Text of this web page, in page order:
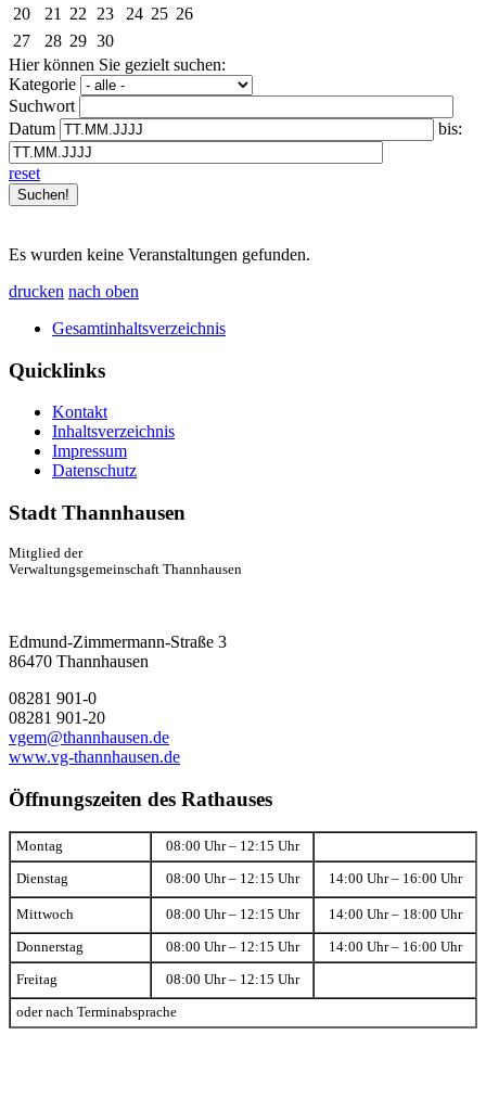
20
21 22 23 24 25 26
27
28 29 30
Hier können Sie gezielt suchen:
Kategorie
Suchwort
Datum
bis:
reset
Es wurden keine Veranstaltungen gefunden.
drucken nach oben
Gesamtinhaltsverzeichnis
Quicklinks
Kontakt
Inhaltsverzeichnis
Impressum
Datenschutz
Stadt Thannhausen
Mitglied der
Verwaltungsgemeinschaft Thannhausen
Edmund-Zimmermann-Straße 3
86470 Thannhausen
08281 901-0
08281 901-20
vgem@thannhausen.de
www.vg-thannhausen.de
Öffnungszeiten des Rathauses
Montag 08:00 Uhr – 12:15 Uhr
Dienstag 08:00 Uhr – 12:15 Uhr 14:00 Uhr – 16:00 Uhr
Mittwoch 08:00 Uhr – 12:15 Uhr 14:00 Uhr – 18:00 Uhr
Donnerstag 08:00 Uhr – 12:15 Uhr 14:00 Uhr – 16:00 Uhr
Freitag 08:00 Uhr – 12:15 Uhr
oder nach Terminabsprache